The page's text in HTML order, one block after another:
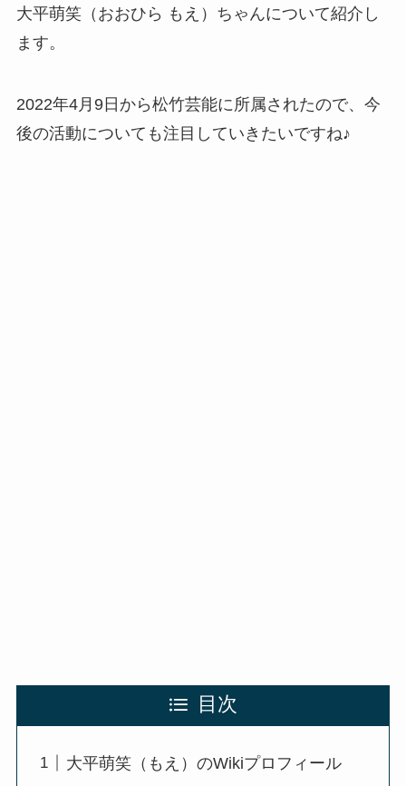
大平萌笑（おおひら もえ）ちゃんについて紹介し
ます。
2022年4月9日から松竹芸能に所属されたので、今
後の活動についても注目していきたいですね♪
目次
大平萌笑（もえ）のWikiプロフィール